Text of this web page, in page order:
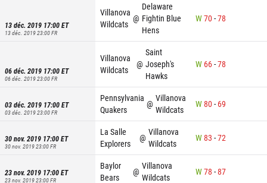
13 déc. 2019 17:00ET
13 déc. 2019 23:00FR
Villanova
Wildcats
@
Delaware
Fightin Blue
Hens
W70-78
06 déc. 2019 17:00ET
06 déc. 2019 23:00FR
Villanova
Wildcats
@
Saint
Joseph's
Hawks
W 66-78
03 déc. 2019 17:00ET
03 déc. 2019 23:00FR
Pennsylvania
Quakers
@
Villanova
Wildcats
W80- 69
30 nov. 2019 17:00ET
30 nov. 2019 23:00FR
La Salle
Explorers
@
Villanova
Wildcats
W83 -72
23 nov. 2019 17:00ET
23 nov. 2019 23:00FR
Baylor
Bears
@
Villanova
Wildcats
W78 -87